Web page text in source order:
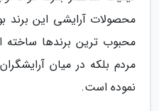
محصولات آرایشی این برند
محبوب ترین برندها ساخته
مردم بلکه در میان
نموده است.